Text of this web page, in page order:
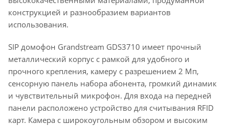
конструкцией и разнообразием вариантов
использования.
SIP домофон Grandstream GDS3710 имеет прочный
металлический корпус с рамкой для удобного и
прочного крепления, камеру с разрешением 2 Мп,
сенсорную панель набора абонента, громкий динамик
и чувствительный микрофон. Для входа на передней
панели расположено устройство для считывания RFID
карт. Камера с широкоугольным обзором и высоким